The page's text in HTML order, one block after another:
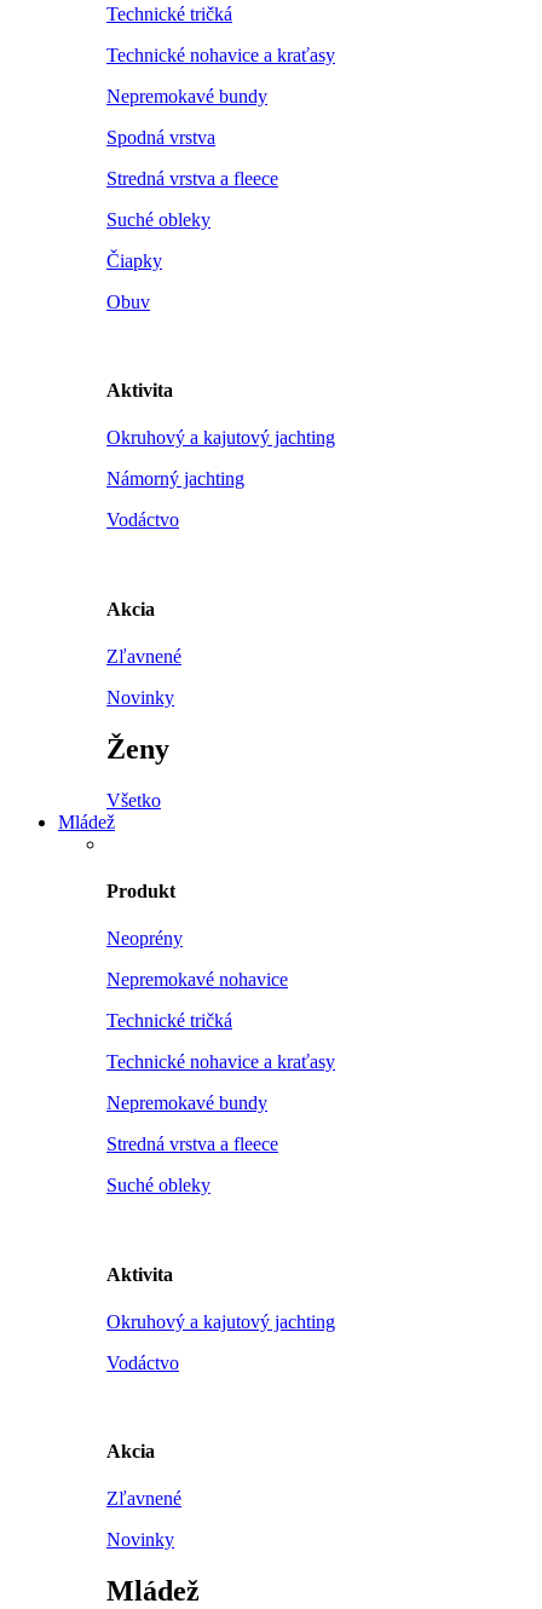
Technické tričká
Technické nohavice a kraťasy
Nepremokavé bundy
Spodná vrstva
Stredná vrstva a fleece
Suché obleky
Čiapky
Obuv
Aktivita
Okruhový a kajutový jachting
Námorný jachting
Vodáctvo
Akcia
Zľavnené
Novinky
Ženy
Všetko
Mládež
Produkt
Neoprény
Nepremokavé nohavice
Technické tričká
Technické nohavice a kraťasy
Nepremokavé bundy
Stredná vrstva a fleece
Suché obleky
Aktivita
Okruhový a kajutový jachting
Vodáctvo
Akcia
Zľavnené
Novinky
Mládež